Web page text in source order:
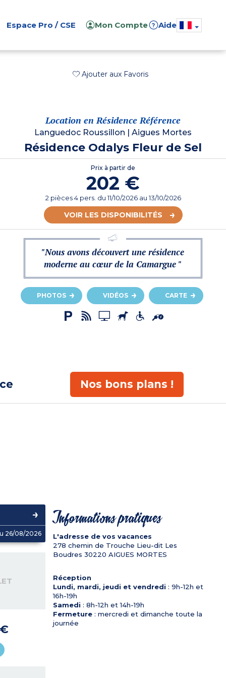
Espace Pro / CSE Mon Compte ? Aide
Ajouter aux Favoris
Location en Résidence Référence
Languedoc Roussillon Aigues Mortes
Résidence Odalys Fleur de Sel
Prix à partir de
202 €
2 pièces 4 pers. du11/10/2026au 13/10/2026
VOIR LES DISPONIBILITÉS
"Nous avons découvert une résidence
moderne au cœur de la Camargue "
PHOTOS VIDÉOS CARTE
Nos bons plans !
26/08/2026
Informations pratiques
L'adresse de vos vacances
278 chemin de Trouche Lieu-dit Les
Boudres 30220 AIGUES MORTES
Réception
Lundi, mardi, jeudi et vendredi : 9h-12h et
16h-19h
Samedi : 8h-12h et 14h-19h
Fermeture: mercredi et dimanche toute la
journée